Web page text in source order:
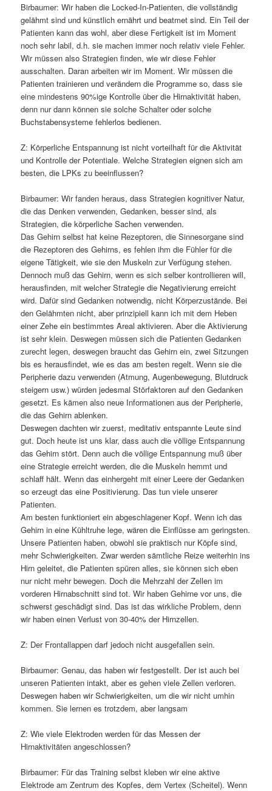
Birbaumer: Wir haben die Locked-In-Patienten, die vollständig
gelähmt sind und künstlich ernährt und beatmet sind. Ein Teil der
Patienten kann das wohl, aber diese Fertigkeit ist im Moment
noch sehr labil, d.h. sie machen immer noch relativ viele Fehler.
Wir müssen also Strategien finden, wie wir diese Fehler
ausschalten. Daran arbeiten wir im Moment. Wir müssen die
Patienten trainieren und verändern die Programme so, dass sie
eine mindestens 90%ige Kontrolle über die Hirnaktivität haben,
denn nur dann können sie solche Schalter oder solche
Buchstabensysteme fehlerlos bedienen.
Z: Körperliche Entspannung ist nicht vorteilhaft für die Aktivität
und Kontrolle der Potentiale. Welche Strategien eignen sich am
besten, die LPKs zu beeinflussen?
Birbaumer: Wir fanden heraus, dass Strategien kognitiver Natur,
die das Denken verwenden, Gedanken, besser sind, als
Strategien, die körperliche Sachen verwenden.
Das Gehirn selbst hat keine Rezeptoren, die Sinnesorgane sind
die Rezeptoren des Gehirns, es fehlen ihm die Fühler für die
eigene Tätigkeit, wie sie den Muskeln zur Verfügung stehen.
Dennoch muß das Gehirn, wenn es sich selber kontrollieren will,
herausfinden, mit welcher Strategie die Negativierung erreicht
wird. Dafür sind Gedanken notwendig, nicht Körperzustände. Bei
den Gelähmten nicht, aber prinzipiell kann ich mit dem Heben
einer Zehe ein bestimmtes Areal aktivieren. Aber die Aktivierung
ist sehr klein. Deswegen müssen sich die Patienten Gedanken
zurecht legen, deswegen braucht das Gehirn ein, zwei Sitzungen
bis es herausfindet, wie es das am besten regelt. Wenn sie die
Peripherie dazu verwenden (Atmung, Augenbewegung, Blutdruck
steigern usw.) würden jedesmal Störfaktoren auf den Gedanken
gesetzt. Es kämen also neue Informationen aus der Peripherie,
die das Gehirn ablenken.
Deswegen dachten wir zuerst, meditativ entspannte Leute sind
gut. Doch heute ist uns klar, dass auch die völlige Entspannung
das Gehirn stört. Denn auch die völlige Entspannung muß über
eine Strategie erreicht werden, die die Muskeln hemmt und
schlaff hält. Wenn das einhergeht mit einer Leere der Gedanken
so erzeugt das eine Positivierung. Das tun viele unserer
Patienten.
Am besten funktioniert ein abgeschlagener Kopf. Wenn ich das
Gehirn in eine Kühltruhe lege, wären die Einflüsse am geringsten.
Unsere Patienten haben, obwohl sie praktisch nur Köpfe sind,
mehr Schwierigkeiten. Zwar werden sämtliche Reize weiterhin ins
Hirn geleitet, die Patienten spüren alles, sie können sich eben
nur nicht mehr bewegen. Doch die Mehrzahl der Zellen im
vorderen Hirnabschnitt sind tot. Wir haben Gehirne vor uns, die
schwerst geschädigt sind. Das ist das wirkliche Problem, denn
wir haben einen Verlust von 30-40% der Hirnzellen.
Z: Der Frontallappen darf jedoch nicht ausgefallen sein.
Birbaumer: Genau, das haben wir festgestellt. Der ist auch bei
unseren Patienten intakt, aber es gehen viele Zellen verloren.
Deswegen haben wir Schwierigkeiten, um die wir nicht umhin
kommen. Sie lernen es trotzdem, aber langsam
Z: Wie viele Elektroden werden für das Messen der
Hirnaktivitäten angeschlossen?
Birbaumer: Für das Training selbst kleben wir eine aktive
Elektrode am Zentrum des Kopfes, dem Vertex (Scheitel). Wenn